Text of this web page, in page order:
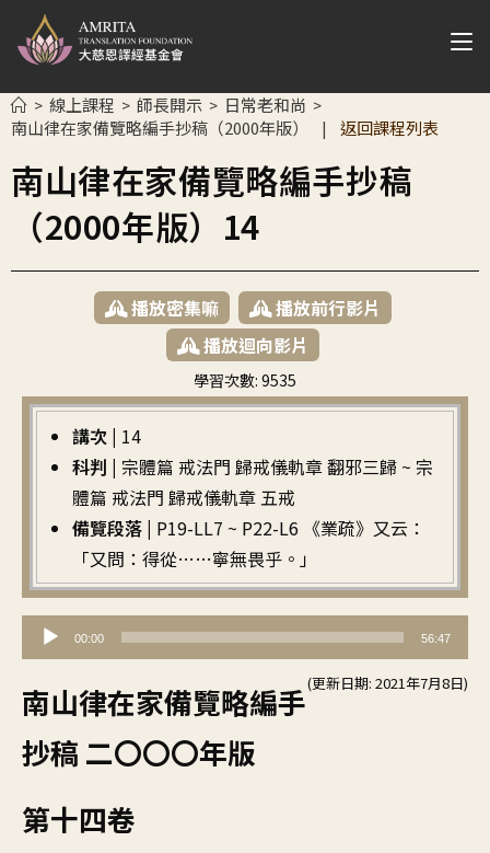
> 線上課程 > 師長開示 > 日常老和尚 >
南山律在家備覽略編手抄稿（2000年版） | 返回課程列表
南山律在家備覽略編手抄稿
（2000年版）14
播放密集嘛
播放前行影片
播放迴向影片
學習次數: 9535
繁中
講次 | 14
科判 | 宗體篇 戒法門 歸戒儀軌章 翻邪三歸 ~ 宗
體篇 戒法門 歸戒儀軌章 五戒
備覽段落 | P19-LL7 ~ P22-L6 《業疏》又云：
「又問：得從……寧無畏乎。」
訊
播
放
器
00:00 56:47
(更新日期: 2021年7月8日)
南山律在家備覽略編手
抄稿 二〇〇〇年版
第十四卷